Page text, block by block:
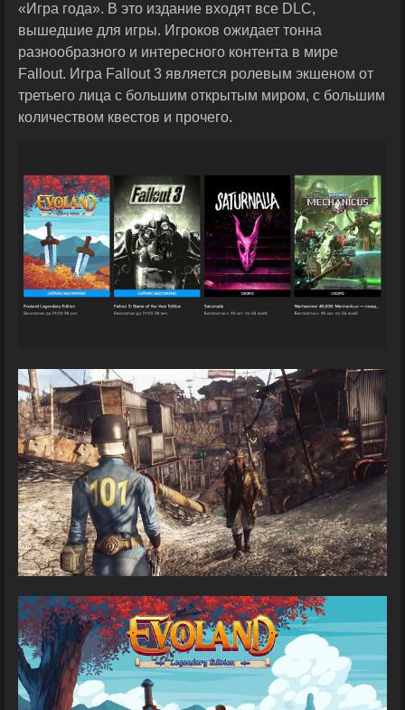
«Игра года». В это издание входят все DLC,
вышедшие для игры. Игроков ожидает тонна
разнообразного и интересного контента в мире
Fallout. Игра Fallout 3 является ролевым экшеном от
третьего лица с большим открытым миром, с большим
количеством квестов и прочего.